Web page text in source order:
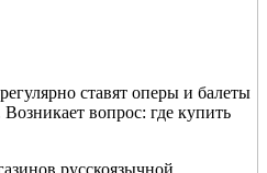
ставят оперы и балеты
вопрос: где купить